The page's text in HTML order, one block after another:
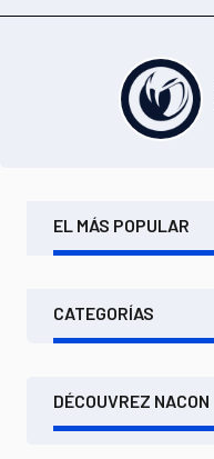
EL MÁS POPULAR
CATEGORÍAS
DÉCOUVREZ NACON